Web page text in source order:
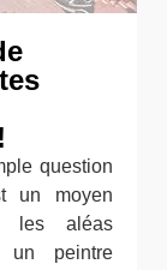
question
un moyen
les aléas
un peintre